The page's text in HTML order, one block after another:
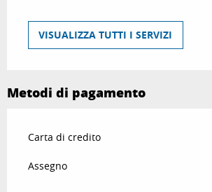
VISUALIZZA TUTTI I SERVIZI
Metodi di pagamento
Carta di credito
Assegno